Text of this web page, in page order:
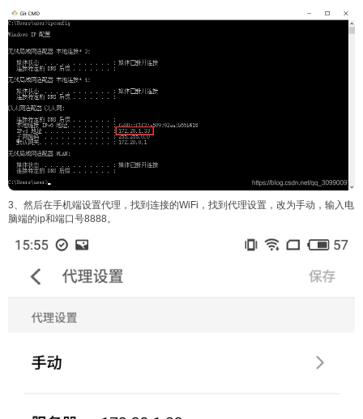
3、然后在手机端设置代理，找到连接的WiFi，找到代理设置，改为手动，输入电
脑端的ip和端口号8888。